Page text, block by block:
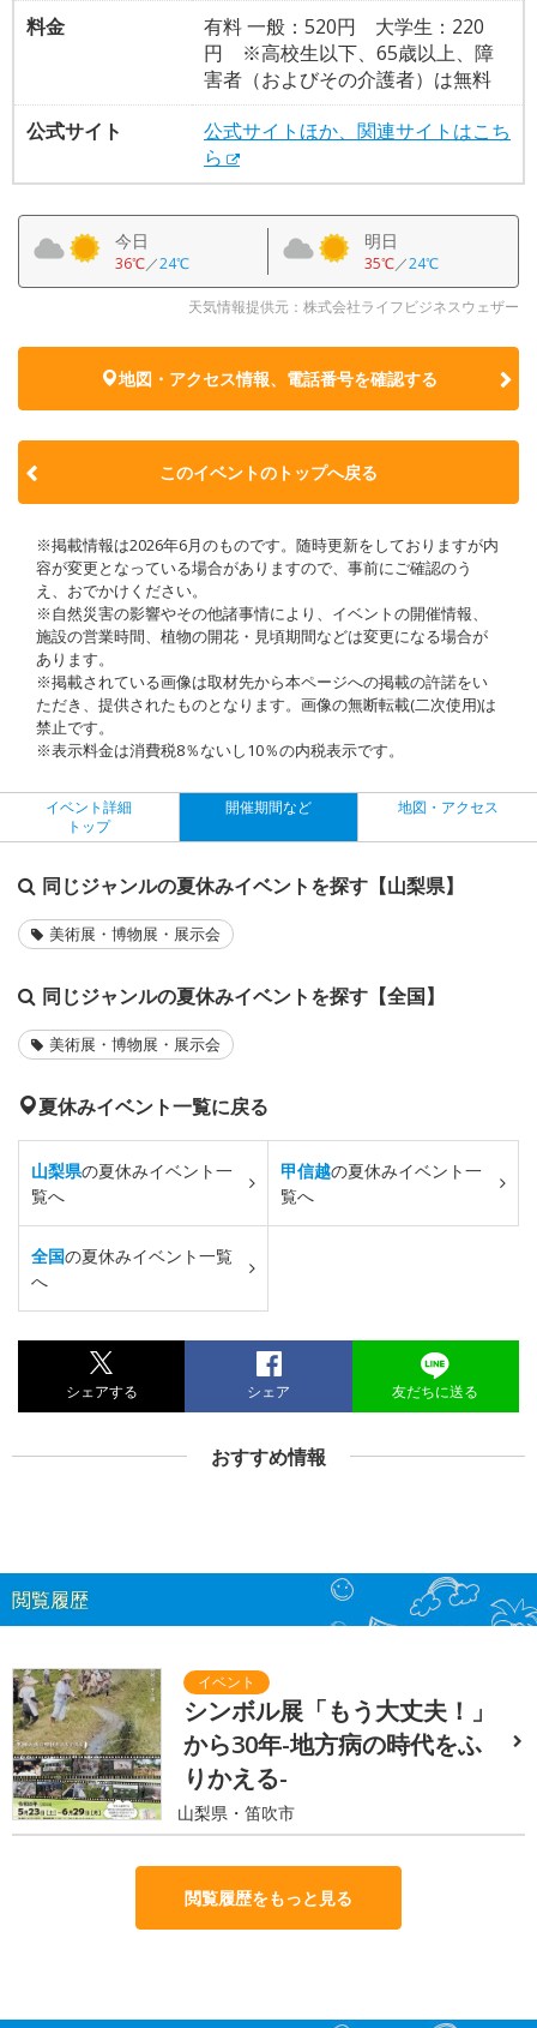
料金
有料 一般：520円 大学生：220
円 ※高校生以下、65歳以上、障
害者（およびその介護者）は無料
公式サイト
公式サイトほか、関連サイトはこち
ら
今日
36℃／24℃
明日
35℃／24℃
天気情報提供元：株式会社ライフビジネスウェザー
地図・アクセス情報、電話番号を確認する
このイベントのトップへ戻る
※掲載情報は2026年6月のものです。随時更新をしておりますが内
容が変更となっている場合がありますので、事前にご確認のう
え、おでかけください。
※自然災害の影響やその他諸事情により、イベントの開催情報、
施設の営業時間、植物の開花・見頃期間などは変更になる場合が
あります。
※掲載されている画像は取材先から本ページへの掲載の許諾をい
ただき、提供されたものとなります。画像の無断転載(二次使用)は
禁止です。
※表示料金は消費税8％ないし10％の内税表示です。
イベント詳細
トップ
開催期間など 地図・アクセス
同じジャンルの夏休みイベントを探す【山梨県】
美術展・博物展・展示会
同じジャンルの夏休みイベントを探す【全国】
美術展・博物展・展示会
夏休みイベント一覧に戻る
山梨県の夏休みイベント一
覧へ
甲信越の夏休みイベント一
覧へ
全国の夏休みイベント一覧
へ
シェアする シェア 友だちに送る
おすすめ情報
閲覧履歴
シンボル展「もう大丈夫！」
から30年-地方病の時代をふ
りかえる-
山梨県・笛吹市
閲覧履歴をもっと見る